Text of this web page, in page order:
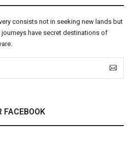
consists not in seeking new lands but
have secret destinations of
FACEBOOK